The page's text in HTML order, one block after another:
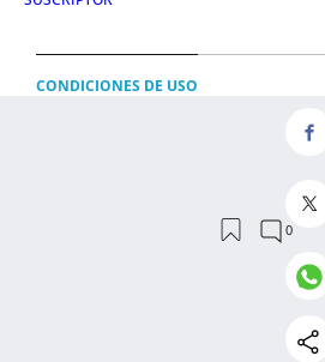
CONDICIONES DE USO
© 2026 OBELISCO DIGITAL